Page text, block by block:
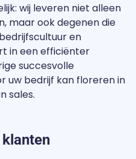
wij leveren niet alleen
maar ook degenen die
en
in een efficiënter
succesvolle
uw bedrijf kan floreren in
sales.